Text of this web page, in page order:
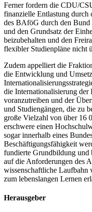
Ferner fordern die CDU/
finanzielle Entlastung durch
des BAföG durch den Bund
und den Grundsatz der
beizubehalten und den
flexibler Studienpläne nicht
Zudem appelliert die
die Entwicklung und
die Internationalisierung
voranzutreiben und der
und Studiengängen, die zu
große Vielzahl von über 16
erschwere einen
sogar innerhalb eines
Beschäftigungsfähigkeit
fundierte Grundbildung und
auf die Anforderungen des
wissenschaftliche Laufbahn
zum lebenslangen Lernen
Herausgeber